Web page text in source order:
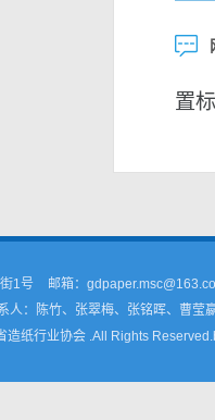
置
1号
邮箱：
人：陈竹、张翠梅、张铭晖、曹莹
造纸行业协会 .All Rights